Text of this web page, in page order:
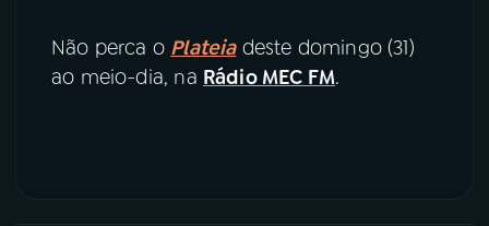
Não perca o Plateiadeste domingo (31)
ao meio-dia, na Rádio MEC FM.